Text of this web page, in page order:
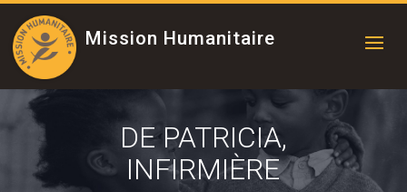
Mission Humanitaire
DE PATRICIA,
INFIRMIÈRE